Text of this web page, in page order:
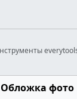
Обложка фото